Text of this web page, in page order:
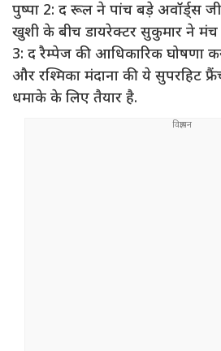
पुष्पा 2: द रूल ने पांच बड़े अवॉर्ड्स
खुशी के बीच डायरेक्टर सुकुमार ने मंच
3: द रैम्पेज की आधिकारिक घोषणा
और रश्मिका मंदाना की ये सुपरहिट
धमाके के लिए तैयार है.